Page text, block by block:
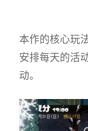
本作的核心玩
安排每天的活
动。